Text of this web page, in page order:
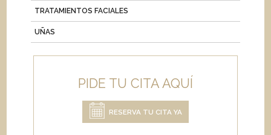
TRATAMIENTOS FACIALES
UÑAS
PIDE TU CITA AQUÍ
RESERVA TU CITA YA